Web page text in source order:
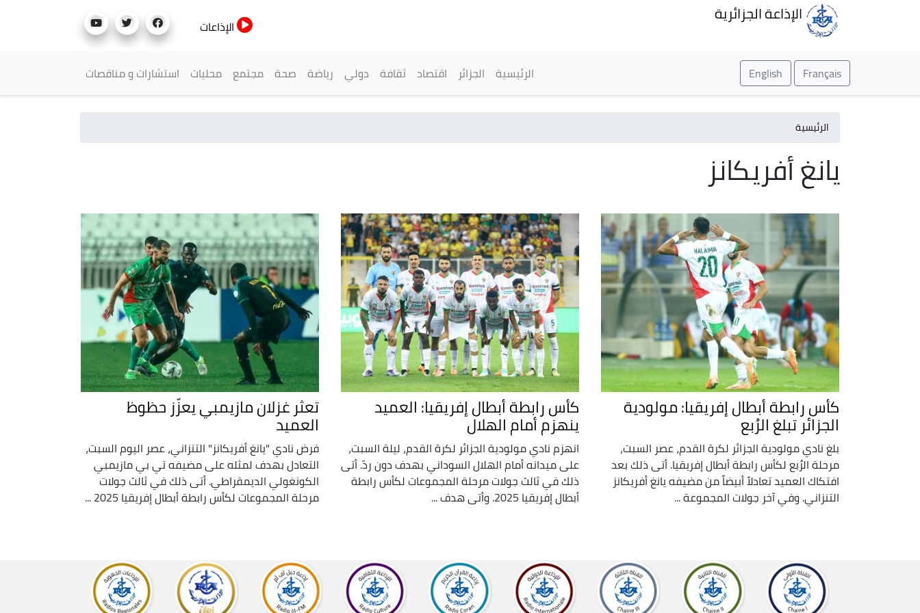
الإذاعة الجزائرية
الإذاعات
Français
English القائمة الرئيسية
الرئيسية الجزائر اقتصاد ثقافة دولي رياضة صحة مجتمع محليات استشارات و مناقصات
الرئيسية
يانغ أفريكانز
كأس رابطة أبطال إفريقيا: مولودية
الجزائر تبلغ الرُبع
بلغ نادي مولودية الجزائر لكرة القدم، عصر السبت،
مرحلة الرُبع لكأس رابطة أبطال إفريقيا. أتى ذلك بعد
افتكاك العميد تعادلاً أبيضاً من مضيفه يانغ أفريكانز
التنزاني. وفي آخر جولات المجموعة ...
كأس رابطة أبطال إفريقيا: العميد
ينهزم أمام الهلال
انهزم نادي مولودية الجزائر لكرة القدم، ليلة السبت،
على ميدانه أمام الهلال السوداني بهدف دون ردّ. أتى
ذلك في ثالث جولات مرحلة المجموعات لكأس رابطة
أبطال إفريقيا 2025. وأتى هدف ...
تعثر غزلان مازيمبي يعزّز حظوظ
العميد
فرض نادي "يانغ أفريكانز" التنزاني، عصر اليوم السبت،
التعادل بهدف لمثله على مضيفه تي بي مازيمبي
الكونغولي الديمقراطي. أتى ذلك في ثالث جولات
مرحلة المجموعات لكأس رابطة أبطال إفريقيا 2025 ...